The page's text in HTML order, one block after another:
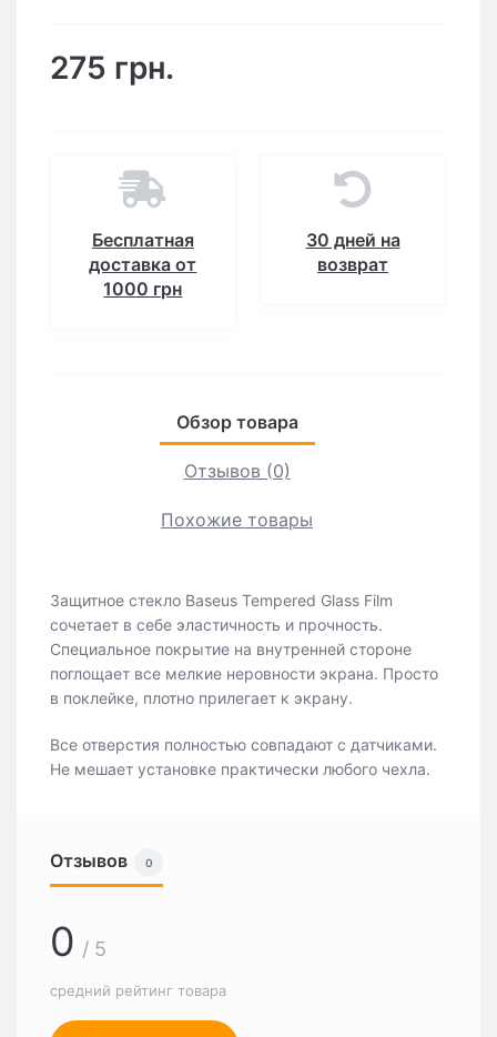
275 грн.
Бесплатная
доставка от
1000 грн
30 дней на
возврат
Обзор товара
Отзывов (0)
Похожие товары
Защитное стекло Baseus Tempered Glass Film
сочетает в себе эластичность и прочность.
Специальное покрытие на внутренней стороне
поглощает все мелкие неровности экрана. Просто
в поклейке, плотно прилегает к экрану.
Все отверстия полностью совпадают с датчиками.
Не мешает установке практически любого чехла.
Отзывов 0
0 / 5
средний рейтинг товара